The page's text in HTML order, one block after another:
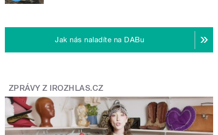
Jak nás naladíte na DABu
ZPRÁVY Z IROZHLAS.CZ